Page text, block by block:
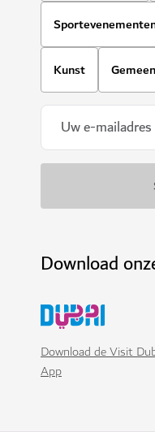
Kunst
Download
Download de Visit
App